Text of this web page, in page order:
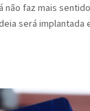
faz mais
será implantada